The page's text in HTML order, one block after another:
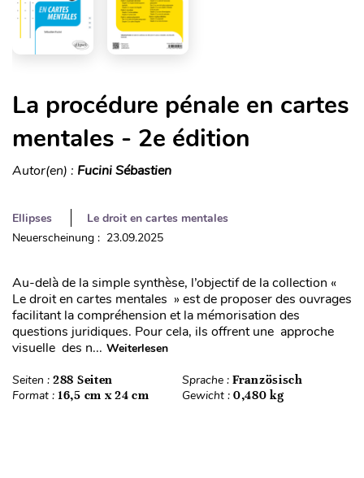
La procédure pénale en cartes
mentales - 2e édition
Autor(en) : Fucini Sébastien
Ellipses
Le droit en cartes mentales
Neuerscheinung : 23.09.2025
Au-delà de la simple synthèse, l’objectif de la collection «
Le droit en cartes mentales » est de proposer des ouvrages
facilitant la compréhension et la mémorisation des
questions juridiques. Pour cela, ils offrent une approche
visuelle des n... Weiterlesen
Seiten : 288 Seiten Sprache : Französisch
Format : 16,5 cm x 24 cm Gewicht : 0,480 kg